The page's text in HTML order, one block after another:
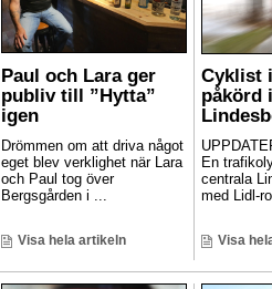
Paul och Lara ger
publiv till ”Hytta”
igen
Drömmen om att driva något
eget blev verklighet när Lara
och Paul tog över
Bergsgården i ...
Visa hela artikeln
Cyklist
påkörd
En
centrala
med Lidl-
Visa